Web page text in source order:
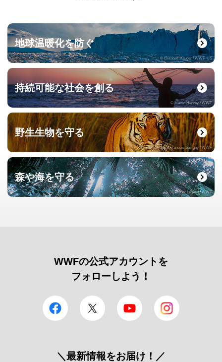
地球温暖化を防ぐ
© Elisabeth Kruger / WWF-US
持続可能な社会を創る
© Martin Harvey / WWF
野生生物を守る
© naturepl.com / Francois Savigny / WWF
森や海を守る
© Roger Leguen / WWF
WWFの公式アカウントを
フォローしよう！
facebook Twitter YouTube
＼最新情報をお届け！／